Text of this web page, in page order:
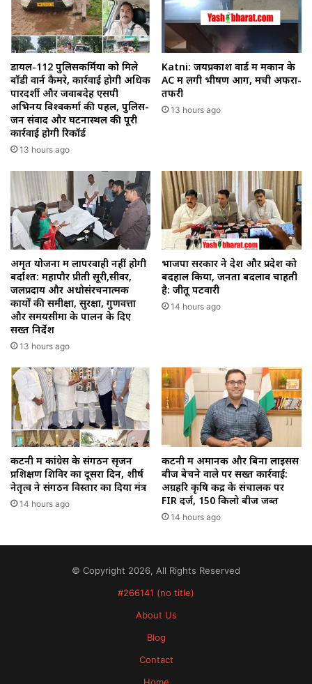
डायल-112 पुलिसकर्मियों को मिले
बॉडी वार्न कैमरे, कार्रवाई होगी अधिक
पारदर्शी और जवाबदेह एसपी
अभिनय विश्वकर्मा की पहल, पुलिस-
जन संवाद और घटनास्थल की पूरी
कार्रवाई होगी रिकॉर्ड
13 hours ago
Katni: जयप्रकाश वार्ड में मकान के
AC में लगी भीषण आग, मची अफरा-
तफरी
13 hours ago
अमृत योजना में लापरवाही नहीं होगी
बर्दाश्त: महापौर प्रीती सूरी,सीवर,
जलप्रदाय और अधोसंरचनात्मक
कार्यों की समीक्षा, सुरक्षा, गुणवत्ता
और समयसीमा के पालन के दिए
सख्त निर्देश
13 hours ago
भाजपा सरकार ने देश और प्रदेश को
बदहाल किया, जनता बदलाव चाहती
है: जीतू पटवारी
14 hours ago
कटनी में कांग्रेस के संगठन सृजन
प्रशिक्षण शिविर का दूसरा दिन, शीर्ष
नेतृत्व ने संगठन विस्तार का दिया मंत्र
14 hours ago
कटनी में अमानक और बिना लाइसेंस
बीज बेचने वाले पर सख्त कार्रवाई:
अग्रहरि कृषि केंद्र के संचालक पर
FIR दर्ज, 150 किलो बीज जब्त
14 hours ago
© Copyright 2026, All Rights Reserved
#266141 (no title)
About Us
Blog
Contact